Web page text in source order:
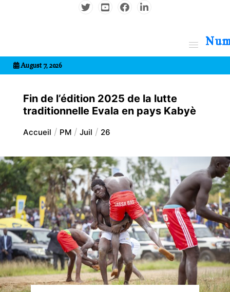
August 7, 2026
Fin de l’édition 2025 de la lutte
traditionnelle Evala en pays Kabyè
Accueil PM Juil 26